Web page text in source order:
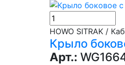
HOWO SITRAK /
Крыло
Арт.: